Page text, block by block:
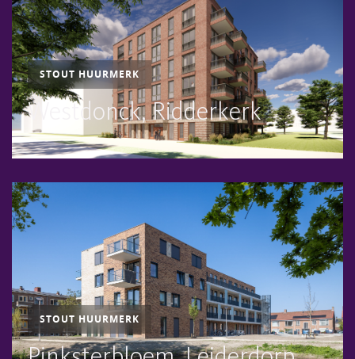
STOUT HUURMERK
Westdonck, Ridderkerk
STOUT HUURMERK